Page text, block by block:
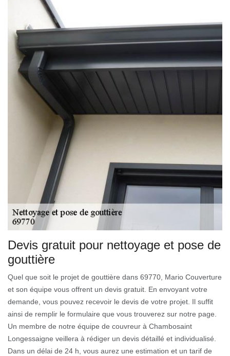
Devis gratuit pour nettoyage et pose de
gouttière
Quel que soit le projet de gouttière dans 69770, Mario Couverture
et son équipe vous offrent un devis gratuit. En envoyant votre
demande, vous pouvez recevoir le devis de votre projet. Il suffit
ainsi de remplir le formulaire que vous trouverez sur notre page.
Un membre de notre équipe de couvreur à Chambosaint
Longessaigne veillera à rédiger un devis détaillé et individualisé.
Dans un délai de 24 h, vous aurez une estimation et un tarif de